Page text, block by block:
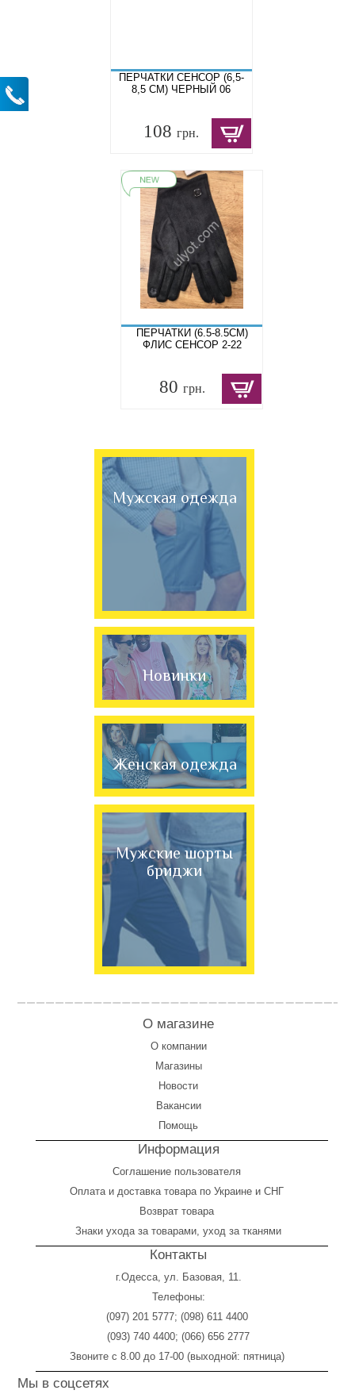
ПЕРЧАТКИ СЕНСОР (6,5-
8,5 СМ) ЧЕРНЫЙ 06
108 грн.
ПЕРЧАТКИ (6.5-8.5СМ)
ФЛИС СЕНСОР 2-22
80грн.
Мужская одежда
Новинки
Женская одежда
Мужские шорты
бриджи
О магазине
О компании
Магазины
Новости
Вакансии
Помощь
Информация
Соглашение пользователя
Оплатаи доставка товара по Украине и СНГ
Возврат товара
Знаки ухода за товарами, уход за тканями
Контакты
г.Одесса, ул. Базовая, 11.
Телефоны:
(097) 201 5777; (098) 611 4400
(093) 740 4400; (066) 656 2777
Звоните с 8.00 до 17-00 (выходной: пятница)
Мы в соцсетях